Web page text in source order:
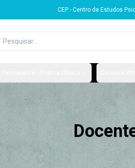
CEP - Centro de Estudos